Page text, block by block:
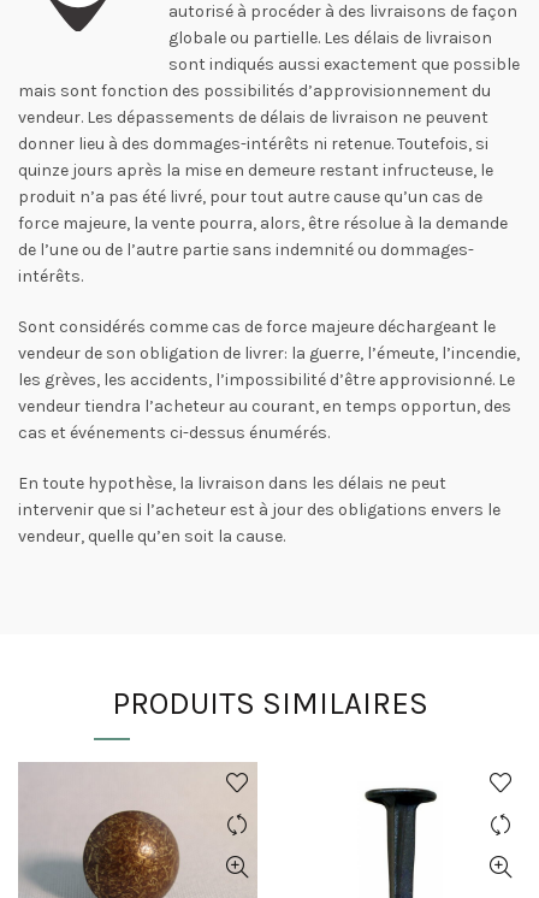
autorisé à procéder à des livraisons de façon
globale ou partielle. Les délais de livraison
sont indiqués aussi exactement que possible
mais sont fonction des possibilités d’approvisionnement du
vendeur. Les dépassements de délais de livraison ne peuvent
donner lieu à des dommages-intérêts ni retenue. Toutefois, si
quinze jours après la mise en demeure restant infructeuse, le
produit n’a pas été livré, pour tout autre cause qu’un cas de
force majeure, la vente pourra, alors, être résolue à la demande
de l’une ou de l’autre partie sans indemnité ou dommages-
intérêts.
Sont considérés comme cas de force majeure déchargeant le
vendeur de son obligation de livrer: la guerre, l’émeute, l’incendie,
les grèves, les accidents, l’impossibilité d’être approvisionné. Le
vendeur tiendra l’acheteur au courant, en temps opportun, des
cas et événements ci-dessus énumérés.
En toute hypothèse, la livraison dans les délais ne peut
intervenir que si l’acheteur est à jour des obligations envers le
vendeur, quelle qu’en soit la cause.
PRODUITS SIMILAIRES